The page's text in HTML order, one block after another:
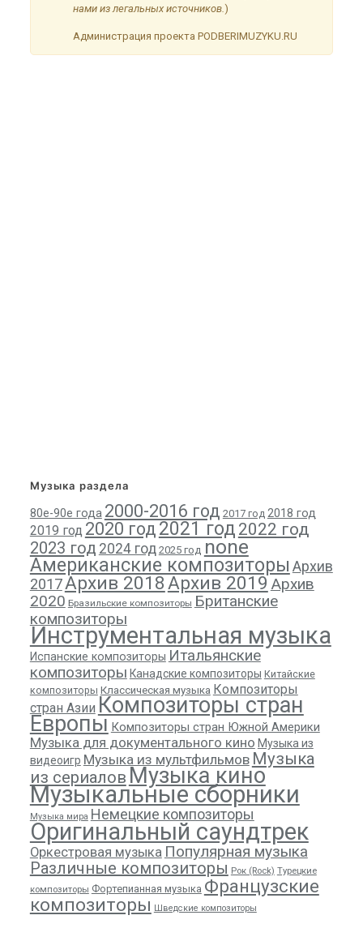
нами из легальных источников.)
Администрация проекта PODBERIMUZYKU.RU
Музыка раздела
80е-90е года 2000-2016 год 2017 год 2018 год
2019 год 2020 год 2021 год 2022 год
2023 год 2024 год 2025 год none
Американские композиторы Архив
2017Архив 2018Архив 2019 Архив
2020 Бразильские композиторы Британские
композиторы
Инструментальная музыка
Испанские композиторы Итальянские
композиторы Канадские композиторы Китайские
композиторы Классическая музыка Композиторы
стран Азии Композиторы стран
Европы Композиторы стран Южной Америки
Музыка для документального кино Музыка из
видеоигр Музыка из мультфильмов Музыка
из сериалов Музыка кино
Музыкальные сборники
Музыка мира Немецкие композиторы
Оригинальный саундтрек
Оркестровая музыка Популярная музыка
Различные композиторы Рок (Rock) Турецкие
композиторы Фортепианная музыка Французские
композиторы Шведские композиторы